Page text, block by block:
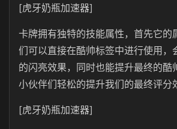
[虎牙奶瓶加速器]
卡牌拥有独特的技能属性，首先它的
们可以直接在酷帅标签中进行使用，
的闪亮效果，同时也能提升最终的酷
小伙伴们轻松的提升我们的最终评分
[虎牙奶瓶加速器]